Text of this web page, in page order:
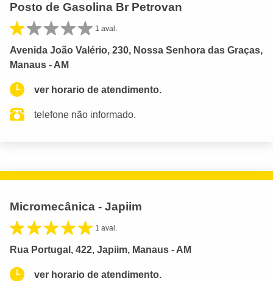
Posto de Gasolina Br Petrovan
1 aval.
Avenida João Valério, 230, Nossa Senhora das Graças,
Manaus - AM
ver horario de atendimento.
telefone não informado.
Micromecânica - Japiim
1 aval.
Rua Portugal, 422, Japiim, Manaus - AM
ver horario de atendimento.